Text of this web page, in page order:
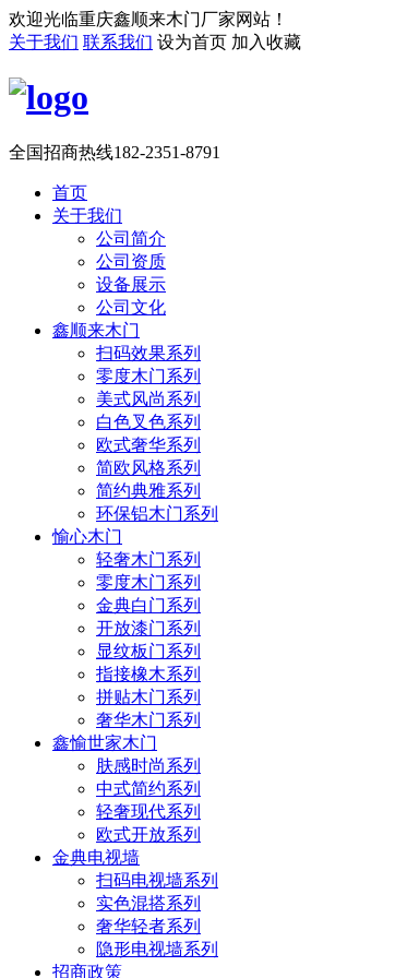
欢迎光临重庆鑫顺来木门厂家网站！
关于我们 联系我们 设为首页 加入收藏
全国招商热线182-2351-8791
首页
关于我们
公司简介
公司资质
设备展示
公司文化
鑫顺来木门
扫码效果系列
零度木门系列
美式风尚系列
白色叉色系列
欧式奢华系列
简欧风格系列
简约典雅系列
环保铝木门系列
愉心木门
轻奢木门系列
零度木门系列
金典白门系列
开放漆门系列
显纹板门系列
指接橡木系列
拼贴木门系列
奢华木门系列
鑫愉世家木门
肤感时尚系列
中式简约系列
轻奢现代系列
欧式开放系列
金典电视墙
扫码电视墙系列
实色混搭系列
奢华轻者系列
隐形电视墙系列
招商政策